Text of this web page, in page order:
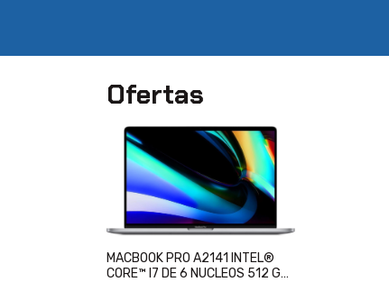
Ofertas
MACBOOK PRO A2141 INTEL®️
CORE™️ I7 DE 6 NUCLEOS 512 GB